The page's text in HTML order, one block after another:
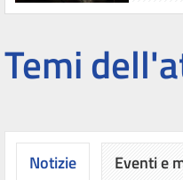
Temi
Notizie Eventi e